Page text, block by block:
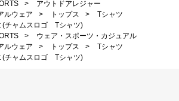
>
アウトドアレジャー
ルウェア > トップス >
Tシャツ
(チャムスロゴ Tシャツ)
>
ウェア・スポーツ・カジュアル
ルウェア > トップス >
Tシャツ
(チャムスロゴ Tシャツ)